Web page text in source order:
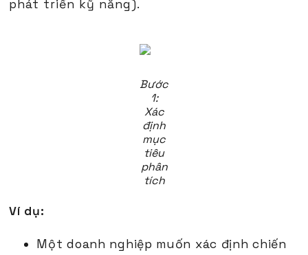
phát triển kỹ năng).
Bước
1:
Xác
định
mục
tiêu
phân
tích
Ví dụ:
Một doanh nghiệp muốn xác định chiến